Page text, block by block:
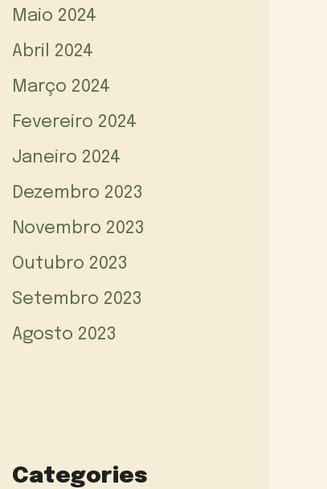
Maio 2024
Abril 2024
Março 2024
Fevereiro 2024
Janeiro 2024
Dezembro 2023
Novembro 2023
Outubro 2023
Setembro 2023
Agosto 2023
Categories